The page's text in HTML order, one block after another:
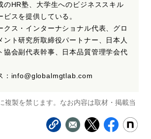
のHR塾、大学生へのビジネススキル
ビスを提供している。
クス・インターナショナル代表、グロ
ント研究所取締役パートナー、日本人
協会副代表幹事、日本品質管理学会代
：info@globalmgtlab.com
複製を禁じます。なお内容は取材・掲載当